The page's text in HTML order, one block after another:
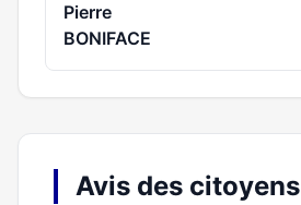
Pierre
BONIFACE
Avis des citoyens